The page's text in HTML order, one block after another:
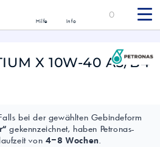
Hilfe Info
0
X 10W-40 A3/B4
bei der gewählten Gebindeform
gekennzeichnet, haben Petronas-
von 4–8 Wochen.